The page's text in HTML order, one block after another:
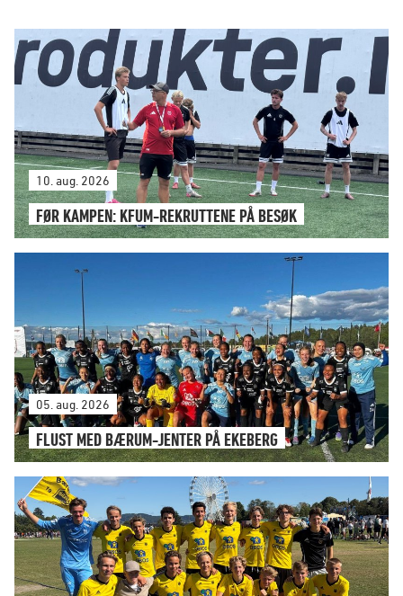
10. aug. 2026
FØR KAMPEN: KFUM-REKRUTTENE PÅ BESØK
05. aug. 2026
FLUST MED BÆRUM-JENTER PÅ EKEBERG